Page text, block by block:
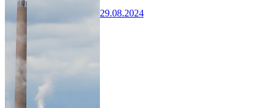
29.08.2024